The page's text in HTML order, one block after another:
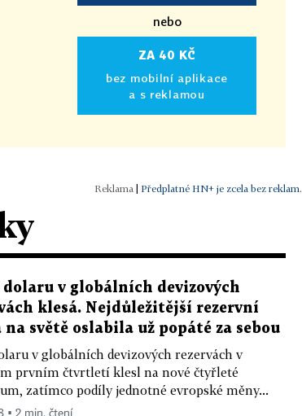
nebo
ZA 40 KČ
bez mobilní aplikace
a s reklamou
| Předplatné HN+ je zcela bez reklam.
dolaru v globálních devizových
klesá. Nejdůležitější rezervní
na světě oslabila už popáté za sebou
v globálních devizových rezervách v
prvním čtvrtletí klesl na nové čtyřleté
zatímco podíly jednotné evropské měny...
▪ 2 min. čtení